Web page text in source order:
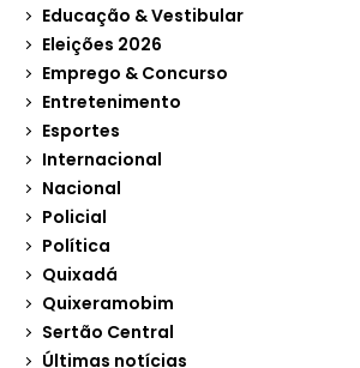
Educação & Vestibular
Eleições 2026
Emprego & Concurso
Entretenimento
Esportes
Internacional
Nacional
Policial
Política
Quixadá
Quixeramobim
Sertão Central
Últimas notícias